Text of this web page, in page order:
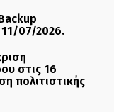
07/2026.
στις 16
πολιτιστικής